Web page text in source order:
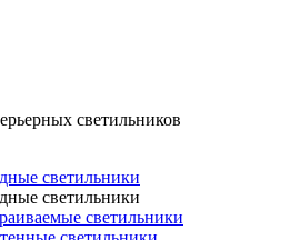
светильников
светильники
светильники
светильники